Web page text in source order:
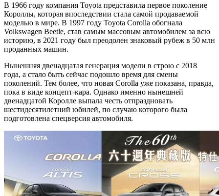
В 1966 году компания Toyota представила первое поколение
Короллы, которая впоследствии стала самой продаваемой
моделью в мире. В 1997 году Toyota Corolla обогнала
Volkswagen Beetle, став самым массовым автомобилем за всю
историю, в 2021 году был преодолен знаковый рубеж в 50 млн
проданных машин.
Нынешняя двенадцатая генерация модели в строю с 2018
года, а стало быть сейчас подошло время для смены
поколений. Тем более, что новая Corolla уже показана, правда,
пока в виде концепт-кара. Однако именно нынешней
двенадцатой Королле выпала честь отпраздновать
шестидесятилетний юбилей, по случаю которого была
подготовлена спецверсия автомобиля.